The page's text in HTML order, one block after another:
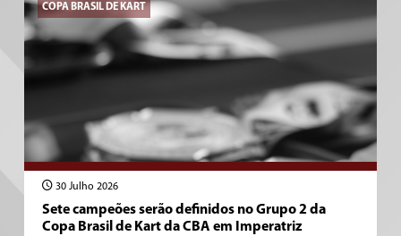
COPA BRASIL DE KART
30 Julho 2026
Sete campeões serão definidos no Grupo 2 da
Copa Brasil de Kart da CBA em Imperatriz